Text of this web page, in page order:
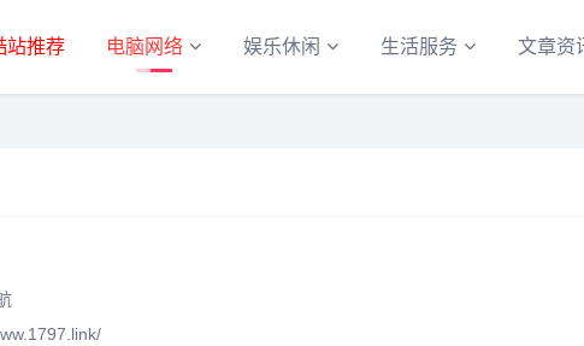
站推荐 电脑网络 娱乐休闲 生活服务 文章资